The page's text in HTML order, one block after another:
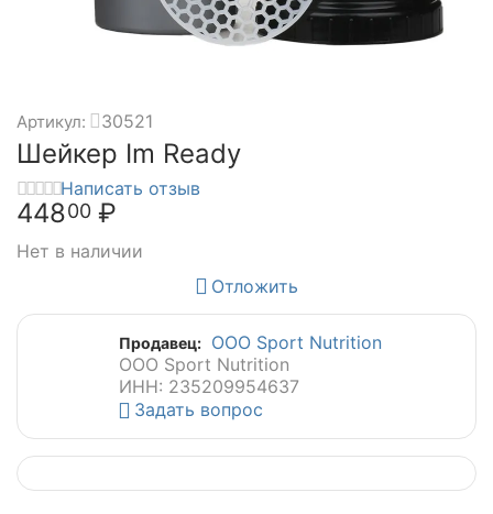
Артикул: 30521
Шейкер Im Ready
Написать отзыв
44800 ₽
Нет в наличии
Отложить
Продавец: ООО Sport Nutrition
ООО Sport Nutrition
ИНН: 235209954637
Задать вопрос